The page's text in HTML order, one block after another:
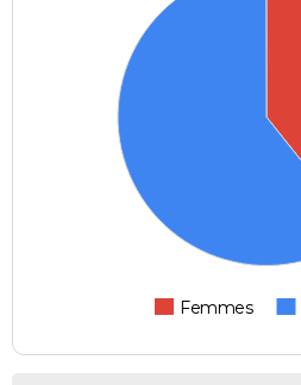
Femmes